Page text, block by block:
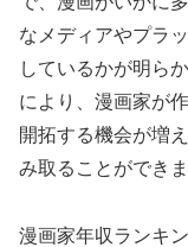
なメディアやプラ
しているかが明ら
により、漫画家が
開拓する機会が増
み取ることができま
漫画家年収ランキ